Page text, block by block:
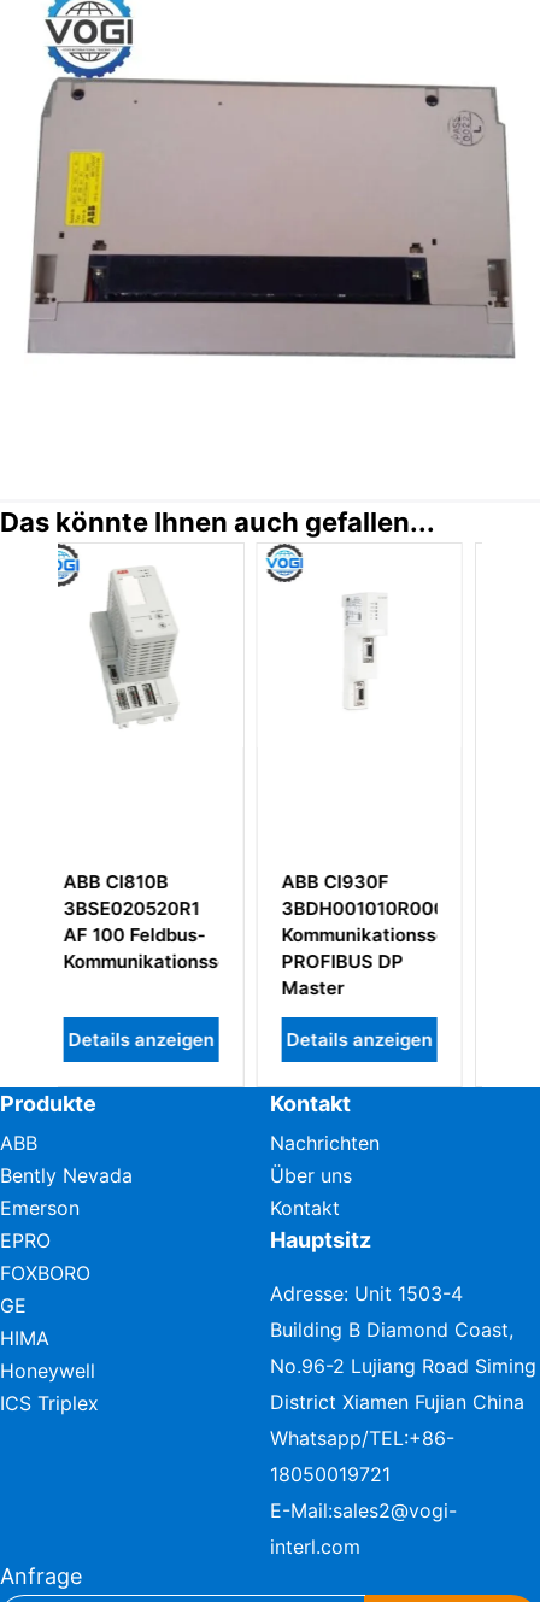
Das könnte Ihnen auch gefallen...
ABB CI930F
3BDH001010R0002
Kommunikationsschnittstelle,
PROFIBUS DP
Details anzeigen
ABB SB822
3BSE018172R1
Akkueinheit
Details anzeigen
Produkte
ABB
Bently Nevada
Emerson
EPRO
FOXBORO
GE
HIMA
Honeywell
ICS Triplex
Kontakt
Nachrichten
Über uns
Kontakt
Hauptsitz
Adresse: Unit 1503-4
Building B Diamond Coast,
No.96-2 Lujiang Road Siming
District Xiamen Fujian China
Whatsapp/TEL:+86-
18050019721
E-Mail:sales2@vogi-
interl.com
Anfrage